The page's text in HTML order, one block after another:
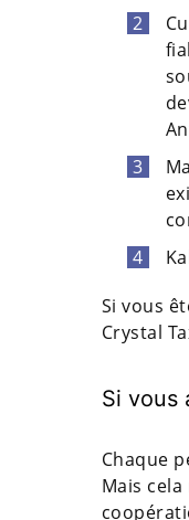
Si vous
Crystal
Si vous
Chaque
Mais